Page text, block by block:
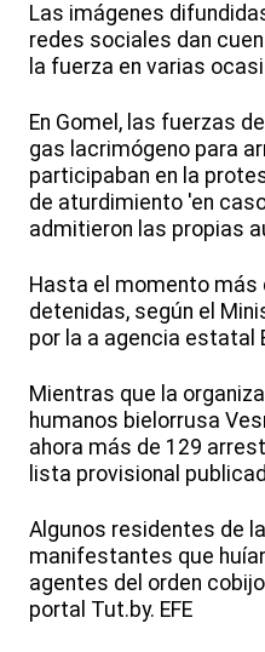
Las imágenes
redes sociales dan
la fuerza en varias
En Gomel, las fuerzas
gas lacrimógeno para
participaban en la
de aturdimiento 'en
admitieron las propias
Hasta el momento más
detenidas, según el
por la a agencia estatal
Mientras que la
humanos bielorrusa
ahora más de 129
lista provisional
Algunos residentes de
manifestantes que
agentes del orden
portal Tut.by. EFE